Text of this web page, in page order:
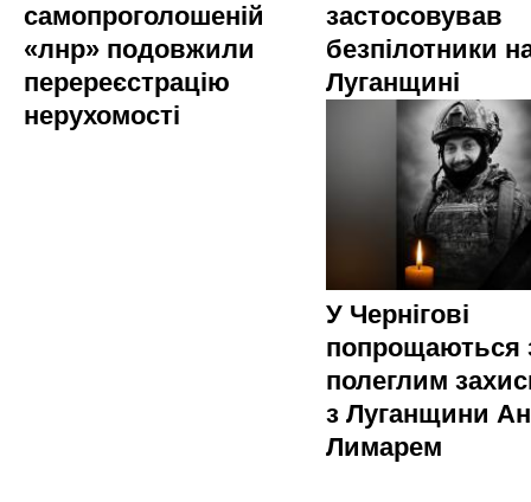
самопроголошеній
«лнр» подовжили
перереєстрацію
нерухомості
застосовував
безпілотники
Луганщині
У Чернігові
попрощаються
полеглим
з Луганщини
Лимарем